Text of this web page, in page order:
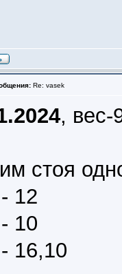
Re: vasek
, вес-
стоя
12
10
16,10